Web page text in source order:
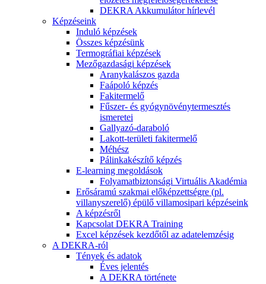
DEKRA Akkumulátor hírlevél
Képzéseink
Induló képzések
Összes képzésünk
Termográfiai képzések
Mezőgazdasági képzések
Aranykalászos gazda
Faápoló képzés
Fakitermelő
Fűszer- és gyógynövénytermesztés
ismeretei
Gallyazó-daraboló
Lakott-területi fakitermelő
Méhész
Pálinkakészítő képzés
E-learning megoldások
Folyamatbiztonsági Virtuális Akadémia
Erősáramú szakmai előképzettségre (pl.
villanyszerelő) épülő villamosipari képzéseink
A képzésről
Kapcsolat DEKRA Training
Excel képzések kezdőtől az adatelemzésig
A DEKRA-ról
Tények és adatok
Éves jelentés
A DEKRA története